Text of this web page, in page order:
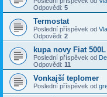
Odpovědi: 5
Termostat
Poslední příspěvek od
Odpovědi: 2
kupa novy Fiat
Poslední příspěvek od
Odpovědi: 11
Vonkajší teplomer
Poslední příspěvek od